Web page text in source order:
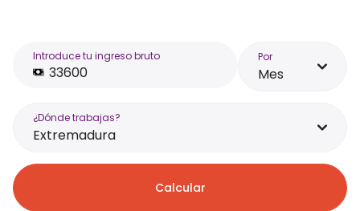
Introduce tu ingreso bruto Por
Mes
¿Dónde trabajas?
Extremadura
Calcular